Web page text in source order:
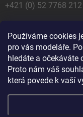
Používáme cookies
pro vás modeláře.
hledáte a očekáváte
Proto nám váš
která povede k vaší
+421 (0) 52 7768 212
HT model
Na letisko 49
058 01 Poprad
Slovenská Republika